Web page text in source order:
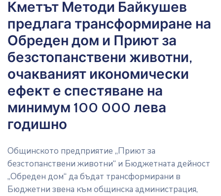
Кметът Методи Байкушев
предлага трансформиране на
Обреден дом и Приют за
безстопанствени животни,
очакваният икономически
ефект е спестяване на
минимум 100 000 лева
годишно
Общинското предприятие „Приют за
безстопанствени животни“ и Бюджетната дейност
„Обреден дом“ да бъдат трансформирани в
Бюджетни звена към общинска администрация,